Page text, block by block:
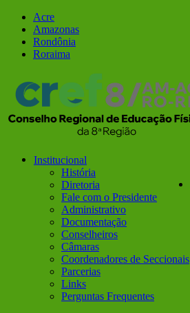
para
conteúdo
Facebook
Instagram
Acre
Amazonas
Rondônia
Roraima
Institucional
História
Diretoria
Fale com o Presidente
Administrativo
Documentação
Conselheiros
Câmaras
Coordenadores de Seccionais
Parcerias
Links
Perguntas Frequentes